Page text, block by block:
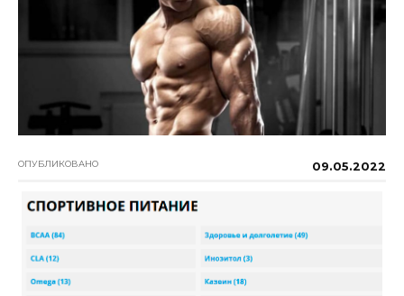
ОПУБЛИКОВАНО 09.05.2022